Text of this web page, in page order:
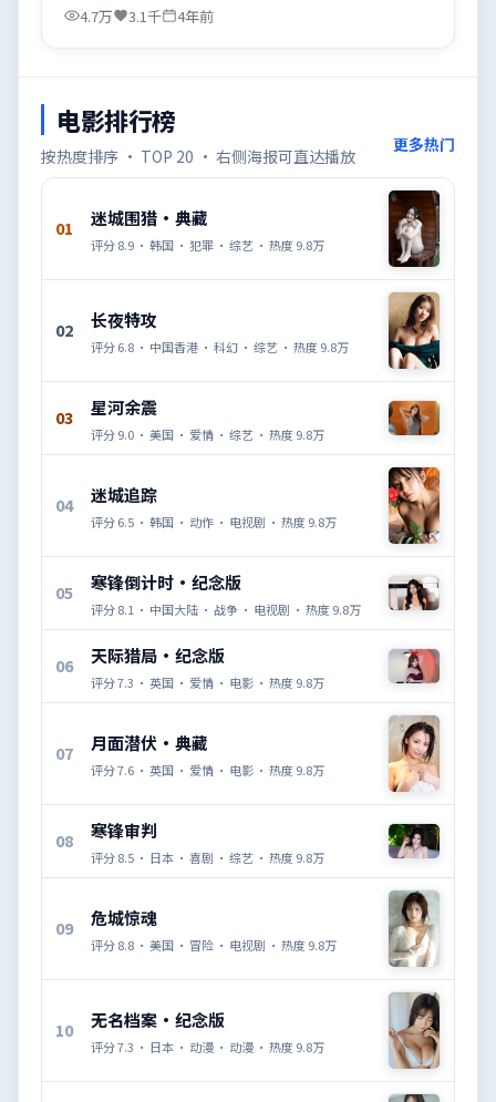
4.7万 3.1千 4年前
电影排行榜
按热度排序 · TOP 20 · 右侧海报可直达播放
更多热门
01 迷城围猎·典藏
评分8.9 · 韩国 · 犯罪 · 综艺 · 热度9.8万
02 长夜特攻
评分6.8 · 中国香港 · 科幻 · 综艺 · 热度9.8万
03 星河余震
评分9.0 · 美国 · 爱情 · 综艺 · 热度9.8万
04 迷城追踪
评分6.5 · 韩国 · 动作 · 电视剧 · 热度9.8万
05 寒锋倒计时·纪念版
评分8.1 · 中国大陆 · 战争 · 电视剧 · 热度9.8万
06 天际猎局·纪念版
评分7.3 · 英国 · 爱情 · 电影 · 热度9.8万
07 月面潜伏·典藏
评分7.6 · 英国 · 爱情 · 电影 · 热度9.8万
08 寒锋审判
评分8.5 · 日本 · 喜剧 · 综艺 · 热度9.8万
09 危城惊魂
评分8.8 · 美国 · 冒险 · 电视剧 · 热度9.8万
10 无名档案·纪念版
评分7.3 · 日本 · 动漫 · 动漫 · 热度9.8万